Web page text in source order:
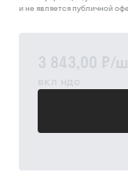
3 843,00 ₽/
вкл ндс
и не является публичной